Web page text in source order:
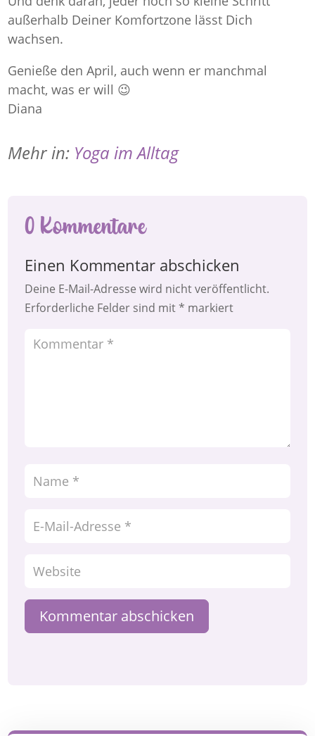
außerhalb Deiner Komfortzone lässt Dich
wachsen.
Genieße den April, auch wenn er manchmal
macht, was er will 😉
Diana
Mehr in: Yoga im Alltag
0 Kommentare
Einen Kommentar abschicken
Deine E-Mail-Adresse wird nicht veröffentlicht.
Erforderliche Felder sind mit* markiert
Kommentar abschicken